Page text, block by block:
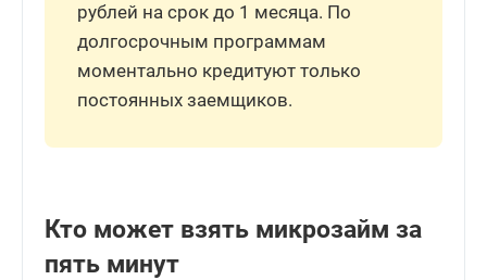
рублей на срок до 1 месяца. По
долгосрочным программам
моментально кредитуют только
постоянных заемщиков.
Кто может взять микрозайм за
пять минут